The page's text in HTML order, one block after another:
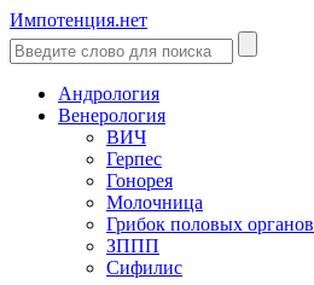
Импотенция.нет
Андрология
Венерология
ВИЧ
Герпес
Гонорея
Молочница
Грибок половых органов
ЗППП
Сифилис